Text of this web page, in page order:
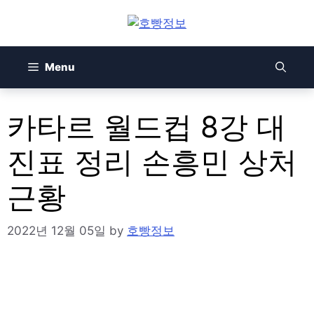
content
Menu
카타르 월드컵 8강 대
진표 정리 손흥민 상처
근황
2022년 12월 05일 by 호빵정보